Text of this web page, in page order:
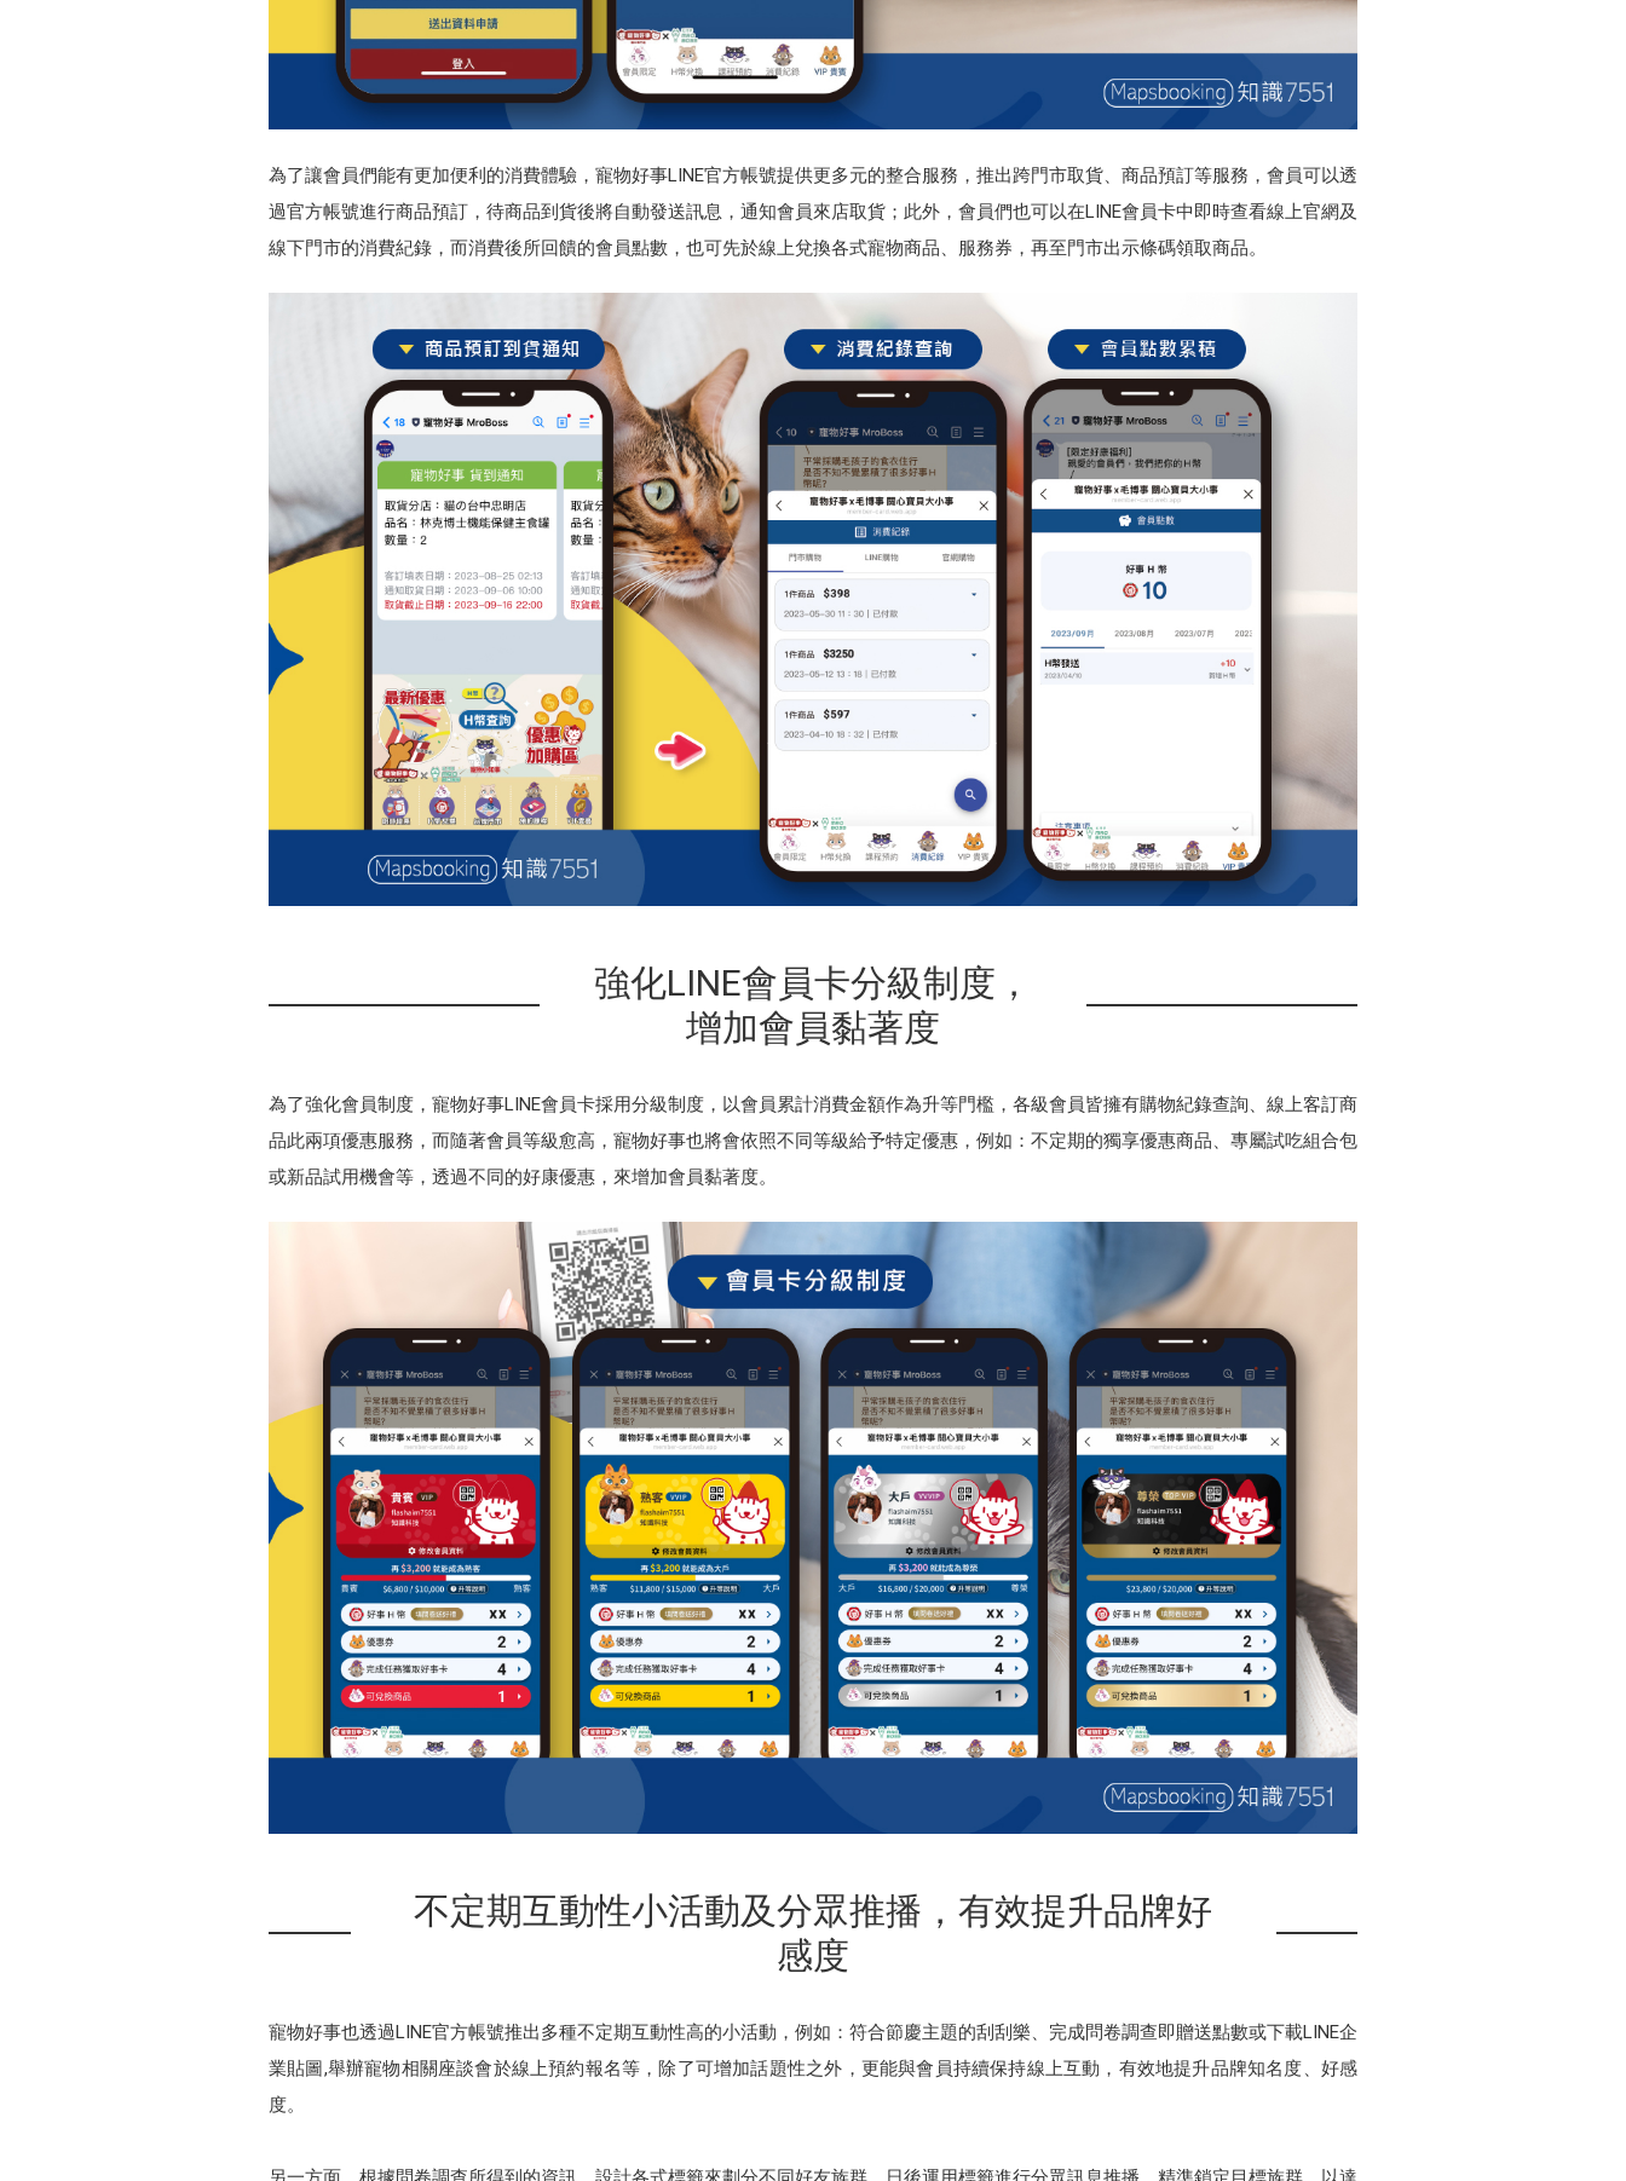
為了讓會員們能有更加便利的消費體驗，寵物好事LINE官方帳號提供更多元的整合服務，推出跨門市取貨、商品預訂等服務，會員可以透
過官方帳號進行商品預訂，待商品到貨後將自動發送訊息，通知會員來店取貨；此外，會員們也可以在LINE會員卡中即時查看線上官網及
線下門市的消費紀錄，而消費後所回饋的會員點數，也可先於線上兌換各式寵物商品、服務券，再至門市出示條碼領取商品。
強化LINE會員卡分級制度，
增加會員黏著度
為了強化會員制度，寵物好事LINE會員卡採用分級制度，以會員累計消費金額作為升等門檻，各級會員皆擁有購物紀錄查詢、線上客訂商
品此兩項優惠服務，而隨著會員等級愈高，寵物好事也將會依照不同等級給予特定優惠，例如：不定期的獨享優惠商品、專屬試吃組合包
或新品試用機會等，透過不同的好康優惠，來增加會員黏著度。
不定期互動性小活動及分眾推播，有效提升品牌好
感度
寵物好事也透過LINE官方帳號推出多種不定期互動性高的小活動，例如：符合節慶主題的刮刮樂、完成問卷調查即贈送點數或下載LINE企
業貼圖,舉辦寵物相關座談會於線上預約報名等，除了可增加話題性之外，更能與會員持續保持線上互動，有效地提升品牌知名度、好感
度。